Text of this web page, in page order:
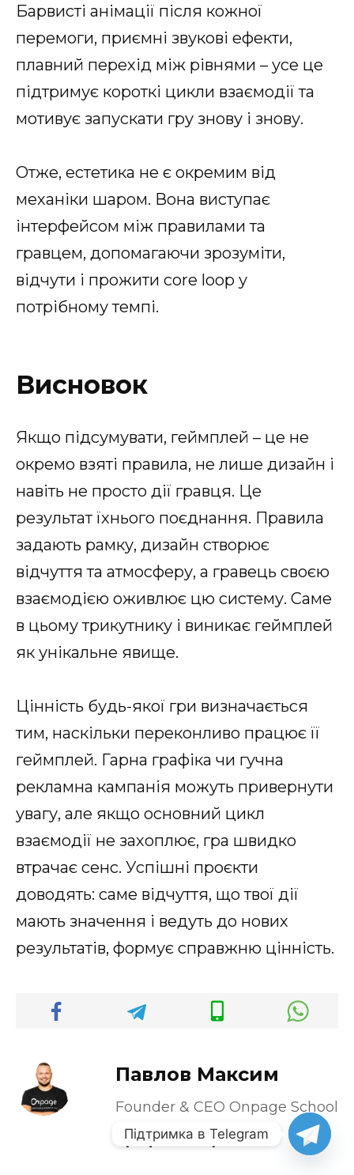
Барвисті анімації після кожної
перемоги, приємні звукові ефекти,
плавний перехід між рівнями – усе це
підтримує короткі цикли взаємодії та
мотивує запускати гру знову і знову.
Отже, естетика не є окремим від
механіки шаром. Вона виступає
інтерфейсом між правилами та
гравцем, допомагаючи зрозуміти,
відчути і прожити core loop у
потрібному темпі.
Висновок
Якщо підсумувати, геймплей – це не
окремо взяті правила, не лише дизайн і
навіть не просто дії гравця. Це
результат їхнього поєднання. Правила
задають рамку, дизайн створює
відчуття та атмосферу, а гравець своєю
взаємодією оживлює цю систему. Саме
в цьому трикутнику і виникає геймплей
як унікальне явище.
Цінність будь-якої гри визначається
тим, наскільки переконливо працює її
геймплей. Гарна графіка чи гучна
рекламна кампанія можуть привернути
увагу, але якщо основний цикл
взаємодії не захоплює, гра швидко
втрачає сенс. Успішні проєкти
доводять: саме відчуття, що твої дії
мають значення і ведуть до нових
результатів, формує справжню цінність.
Павлов Максим
Founder & CEO Onpage School
Профілі автора
Підтримка в Telegram